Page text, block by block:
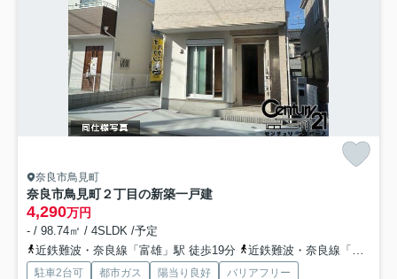
奈良市鳥見町
奈良市鳥見町２丁目の新築一戸建
4,290万円
- / 98.74㎡ / 4SLDK /予定
近鉄難波・奈良線「富雄」駅 徒歩19分
近鉄難波・奈良線「東生駒」駅 徒歩26分
駐車2台可 都市ガス 陽当り良好 バリアフリー